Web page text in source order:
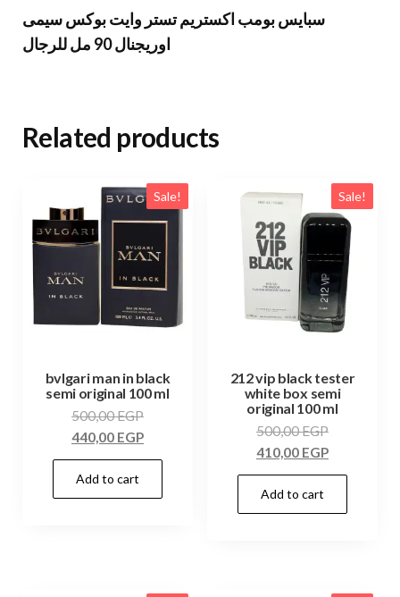
سبايس بومب اكستريم تستر وايت بوكس سيمى
Related products
Sale!
bvlgari man in black
semi original 100 ml
500,00EGP
440,00 EGP
Add to cart
Sale!
212 vip black tester
white box semi
original 100 ml
500,00EGP
410,00 EGP
Add to cart